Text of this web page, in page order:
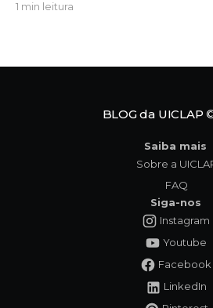
convida crianças, famílias e
Tavinho,
1 min leitura
BLOG da UICLAP
Saiba mais
Sobre a
FAQ
Siga-nos
Instagram
Youtube
Facebook
LinkedIn